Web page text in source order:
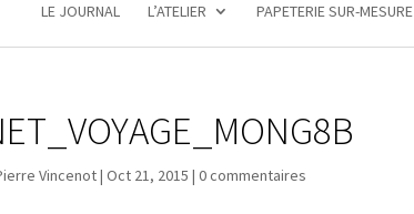
LE JOURNAL L’ATELIER PAPETERIE SUR-MESURE
Vincenot| Oct 21, 2015 | 0 commentaires